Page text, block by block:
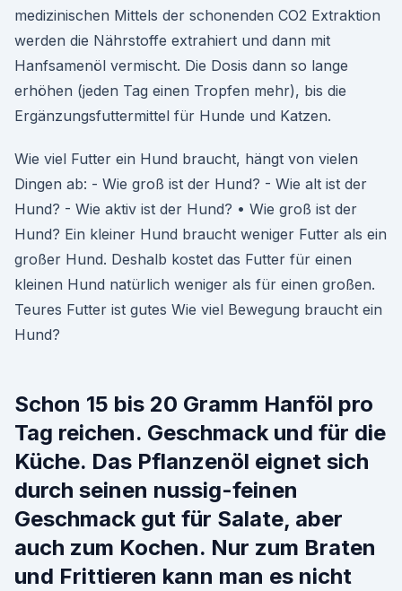
medizinischen Mittels der schonenden CO2 Extraktion
werden die Nährstoffe extrahiert und dann mit
Hanfsamenöl vermischt. Die Dosis dann so lange
erhöhen (jeden Tag einen Tropfen mehr), bis die
Ergänzungsfuttermittel für Hunde und Katzen.
Wie viel Futter ein Hund braucht, hängt von vielen
Dingen ab: - Wie groß ist der Hund? - Wie alt ist der
Hund? - Wie aktiv ist der Hund? • Wie groß ist der
Hund? Ein kleiner Hund braucht weniger Futter als ein
großer Hund. Deshalb kostet das Futter für einen
kleinen Hund natürlich weniger als für einen großen.
Teures Futter ist gutes Wie viel Bewegung braucht ein
Hund?
Schon 15 bis 20 Gramm Hanföl pro
Tag reichen. Geschmack und für die
Küche. Das Pflanzenöl eignet sich
durch seinen nussig-feinen
Geschmack gut für Salate, aber
auch zum Kochen. Nur zum Braten
und Frittieren kann man es nicht